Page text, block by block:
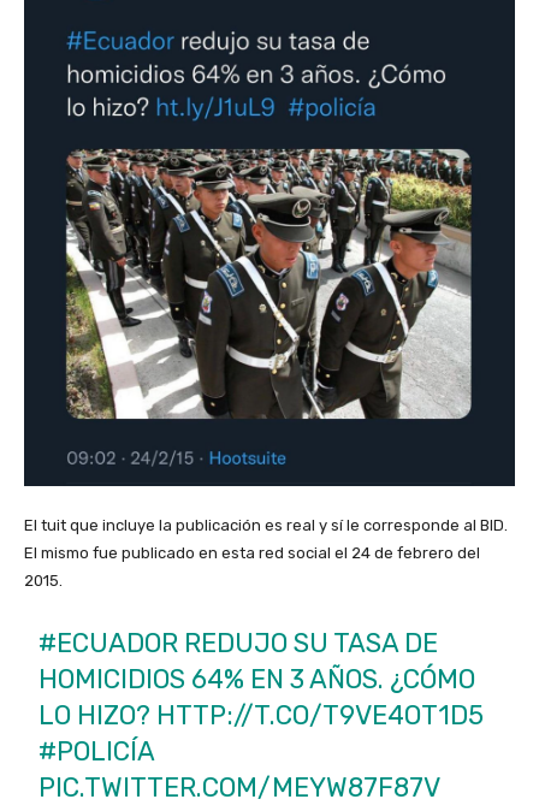
El tuit que incluye la publicación es real y sí le corresponde al BID.
El mismo fue publicado en esta red social el 24 de febrero del
2015.
#ECUADOR REDUJO SU TASA DE
HOMICIDIOS 64% EN 3 AÑOS. ¿CÓMO
LO HIZO? HTTP://T.CO/T9VE4OT1D5
#POLICÍA
PIC.TWITTER.COM/MEYW87F87V